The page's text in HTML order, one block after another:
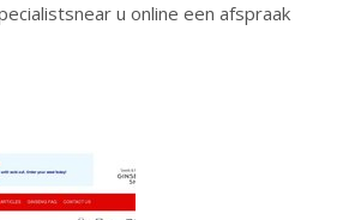
u online een afspraak